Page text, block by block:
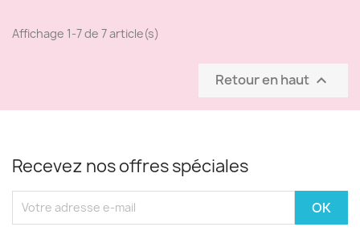
Affichage 1-7 de 7 article(s)
Retour en haut 
Recevez nos offres spéciales